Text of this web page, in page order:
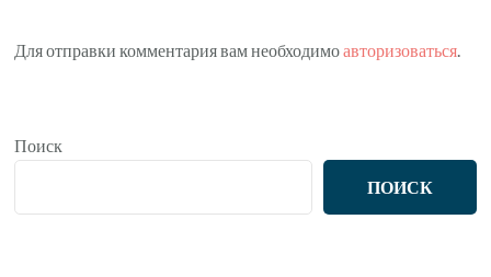
Для отправки комментария вам необходимоавторизоваться.
Поиск
ПОИСК